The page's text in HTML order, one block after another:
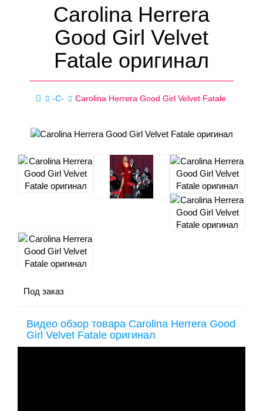
Carolina Herrera
Good Girl Velvet
Fatale оригинал
-C- Carolina Herrera Good Girl Velvet Fatale
Под заказ
Видео обзор товара Carolina Herrera Good
Girl Velvet Fatale оригинал